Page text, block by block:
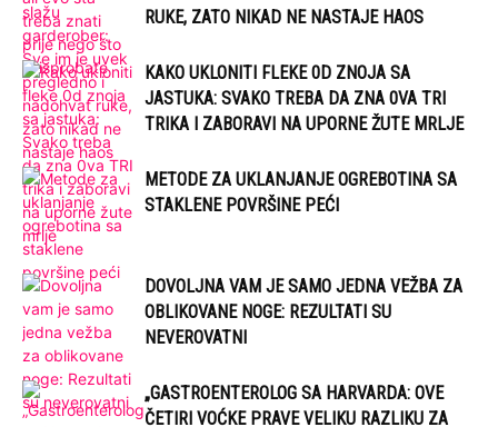
RUKE, ZATO NIKAD NE NASTAJE HAOS
KAKO UKLONITI FLEKE 0D ZNOJA SA
JASTUKA: SVAKO TREBA DA ZNA 0VA TRI
TRIKA I ZABORAVI NA UPORNE ŽUTE MRLJE
METODE ZA UKLANJANJE OGREBOTINA SA
STAKLENE POVRŠINE PEĆI
DOVOLJNA VAM JE SAMO JEDNA VEŽBA ZA
OBLIKOVANE NOGE: REZULTATI SU
NEVEROVATNI
„GASTROENTEROLOG SA HARVARDA: OVE
ČETIRI VOĆKE PRAVE VELIKU RAZLIKU ZA